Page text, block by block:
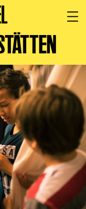
BARRIEREFREI